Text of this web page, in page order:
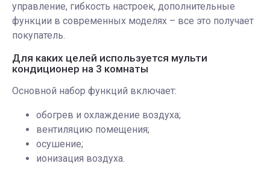
управление, гибкость настроек, дополнительные
функции в современных моделях – все это получает
покупатель.
Для каких целей используется мульти
кондиционер на 3 комнаты
Основной набор функций включает:
обогрев и охлаждение воздуха;
вентиляцию помещения;
осушение;
ионизация воздуха.